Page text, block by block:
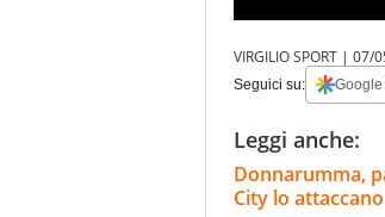
VIRGILIO SPORT | 07/
Seguici su:
Leggi anche:
Donnarumma,
City lo attaccano